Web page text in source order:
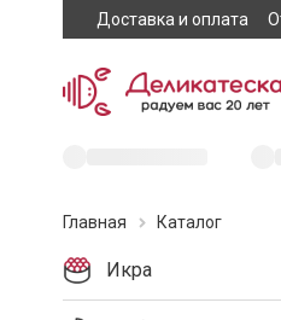
Доставка и оплата
Главная Каталог
Икра